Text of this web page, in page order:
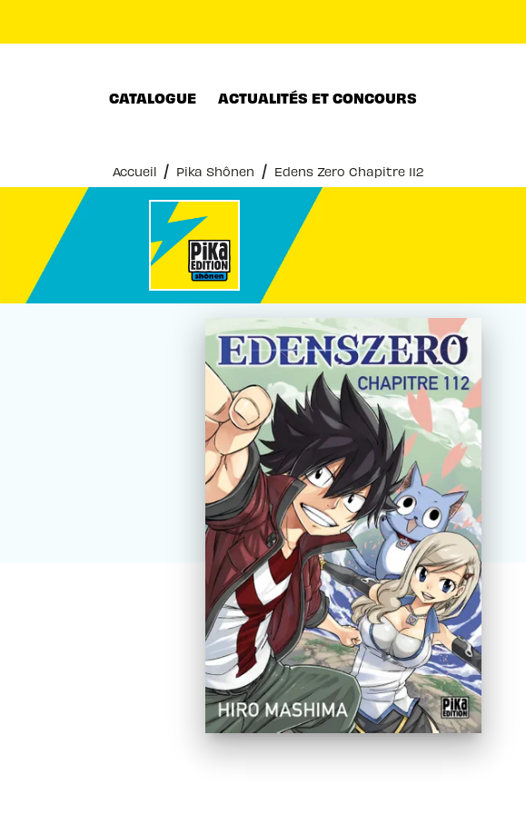
CATALOGUE ACTUALITÉS ET CONCOURS
Accueil / Pika Shônen / Edens Zero Chapitre 112